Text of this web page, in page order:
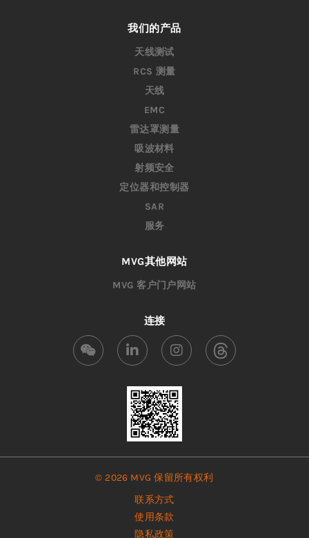
我们的产品
天线测试
RCS 测量
天线
EMC
雷达罩测量
吸波材料
射频安全
定位器和控制器
SAR
服务
MVG其他网站
MVG 客户门户网站
连接
© 2026 MVG 保留所有权利
联系方式
使用条款
隐私政策